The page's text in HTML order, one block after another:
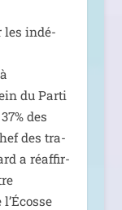
les indé­
du Parti
des
des tra­
a réaf­fir­